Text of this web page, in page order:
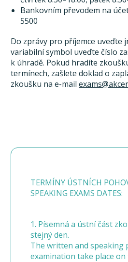
Bankovním převodem na
5500
Do zprávy pro příjemce uveďte
variabilní symbol uveďte číslo
k úhradě. Pokud hradíte
termínech, zašlete doklad o
zkoušku na e-mail
TERMÍNY ÚSTNÍCH
SPEAKING EXAMS DATES:
1. Písemná a ústní část
stejný den.
The written and speaking
examination take place on